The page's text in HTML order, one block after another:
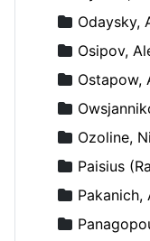
Odaysky,
Osipov,
Ostapow,
Ozoline,
Paisius